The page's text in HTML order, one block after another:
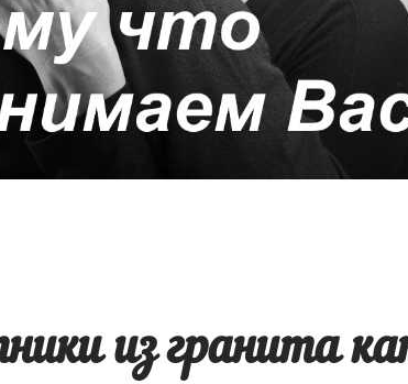
из гранита